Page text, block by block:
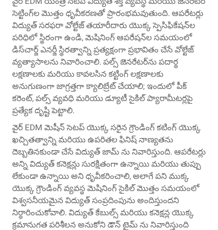
సెట్టింగ్‌ల మొత్తం ధృవీకరణతో ప్రారంభమవుతుంది. ఆపరేటర్లు
విద్యుత్ సరఫరా వోల్టేజ్ తయారీదారు యొక్క స్పెసిఫికేషన్‌ల
పరిధిలో స్థిరంగా ఉండి, మెషినింగ్ ఆపరేషన్‌ల సమయంలో
డిస్‌చార్జ్ ఎనర్జీ స్థిరత్వాన్ని ప్రత్యక్షంగా ప్రభావితం చేసే వోల్టేజ్
వ్యత్యాసాలను నివారించాలి. పల్స్ జెనరేటర్‌ను పదార్థ
లక్షణాలకు మరియు కావలసిన కట్టింగ్ లక్షణాలకు
అనుగుణంగా జాగ్రత్తగా క్యాలిబ్రేట్ చేయాలి; ఇందులో పీక్
కరెంట్, పల్స్ వ్యవధి మరియు డ్యూటీ సైకిల్ ప్యారామీటర్లపై
ప్రత్యేక దృష్టి పెట్టాలి.
వైర్ EDM మెషీన్ సెటప్ యొక్క సరైన గ్రౌండింగ్ కటింగ్ యొక్క
ఖచ్చితత్వాన్ని మరియు ఉపరితల ఫినిష్ నాణ్యతను
దెబ్బతినకుండా చేసే విద్యుత్ జామ్ ను నివారిస్తుంది. ఆపరేటర్లు
అన్ని విద్యుత్ కనెక్షన్లు సురక్షితంగా ఉన్నాయి మరియు తుప్పు
లేకుండా ఉన్నాయి అని ధృవీకరించాలి, అలాగే పని ముక్క
యొక్క గ్రౌండింగ్ వ్యవస్థ మెషినింగ్ సైకిల్ మొత్తం సమయంలో
విశ్వసనీయమైన విద్యుత్ సంప్రదింపును అందిస్తుందని
నిర్ధారించుకోవాలి. విద్యుత్ కేబుల్స్ మరియు కనెక్షన్ల యొక్క
క్రమానుగత పరిశీలన అనుకోని డౌన్ టైమ్ ను నివారిస్తుంది